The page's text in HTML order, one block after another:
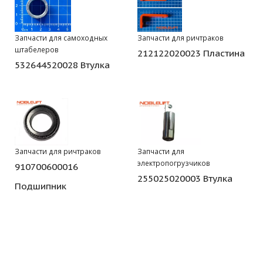
Запчасти для самоходных
штабелеров
532644520028 Втулка
Запчасти для ричтраков
212122020023 Пластина
Запчасти для ричтраков
910700600016
Подшипник
Запчасти для
электропогрузчиков
255025020003 Втулка